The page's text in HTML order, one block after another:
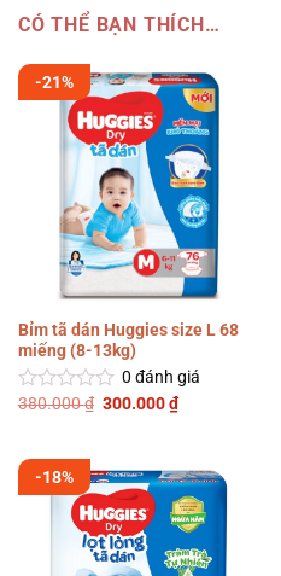
CÓ THỂ BẠN THÍCH…
-21%
Bỉm tã dán Huggies size L 68
miếng (8-13kg)
Được
0
0 đánh giá
380.000₫ Giá
300.000₫Giá
hiện
300.000 ₫.
-18%